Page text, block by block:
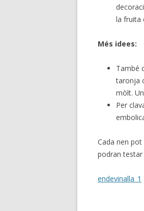
la fruita
Més idees:
També
taronja
mòlt.
Per
Cada nen
podran testar
endevinalla_1